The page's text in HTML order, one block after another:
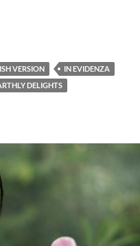
OF EARTHLY
VERSION
IN EVIDENZA
DELIGHTS